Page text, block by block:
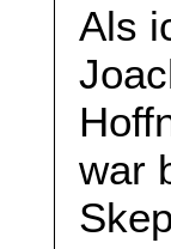
Als
war